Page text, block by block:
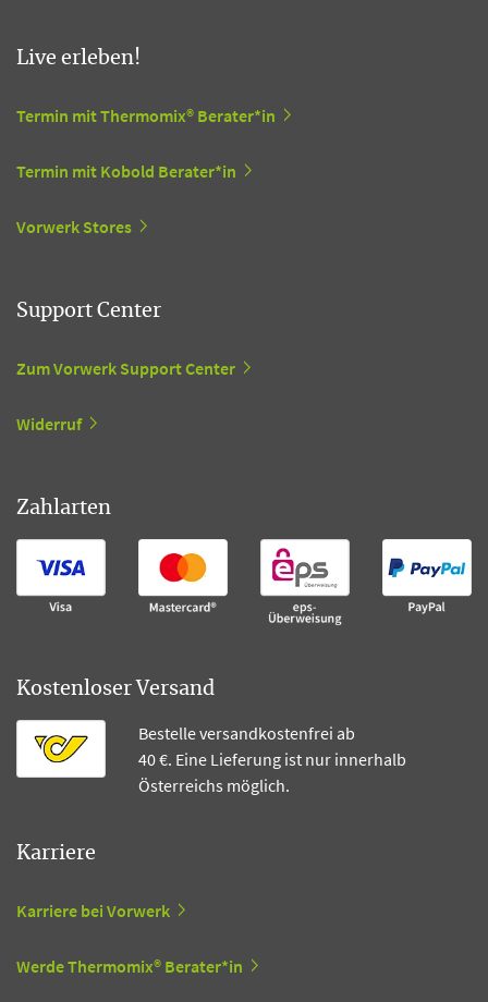
Live erleben!
Termin mit Thermomix® Berater*in
Termin mit Kobold Berater*in
Vorwerk Stores
Support Center
Zum Vorwerk Support Center
Widerruf
Zahlarten
Kostenloser Versand
Bestelle versandkostenfrei ab
40 €. Eine Lieferung ist nur innerhalb
Österreichs möglich.
Karriere
Karriere bei Vorwerk
Werde Thermomix® Berater*in